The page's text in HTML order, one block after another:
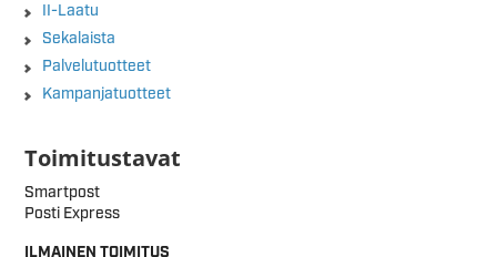
II-Laatu
Sekalaista
Palvelutuotteet
Kampanjatuotteet
Toimitustavat
Smartpost
Posti Express
ILMAINEN TOIMITUS